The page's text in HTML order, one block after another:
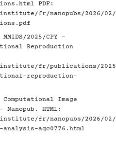
PDF:
fr/nanopubs/2026/02/
2025/CPY -
Reproduction
fr/publications/2025/
reproduction-
Image
HTML:
fr/nanopubs/2026/02/
analysis-aqc0776.html